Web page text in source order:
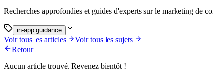
Recherches approfondies et guides d'experts sur le marketing de
in-app guidance
Voir tous les articles
Voir tous les sujets
Retour
Aucun article trouvé. Revenez bientôt !